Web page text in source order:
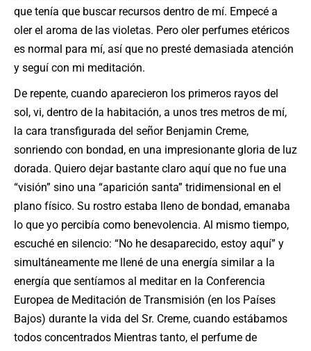
que tenía que buscar recursos dentro de mí. Empecé a
oler el aroma de las violetas. Pero oler perfumes etéricos
es normal para mí, así que no presté demasiada atención
y seguí con mi meditación.
De repente, cuando aparecieron los primeros rayos del
sol, vi, dentro de la habitación, a unos tres metros de mí,
la cara transfigurada del señor Benjamin Creme,
sonriendo con bondad, en una impresionante gloria de luz
dorada. Quiero dejar bastante claro aquí que no fue una
“visión” sino una “aparición santa” tridimensional en el
plano físico. Su rostro estaba lleno de bondad, emanaba
lo que yo percibía como benevolencia. Al mismo tiempo,
escuché en silencio: “No he desaparecido, estoy aquí” y
simultáneamente me llené de una energía similar a la
energía que sentíamos al meditar en la Conferencia
Europea de Meditación de Transmisión (en los Países
Bajos) durante la vida del Sr. Creme, cuando estábamos
todos concentrados Mientras tanto, el perfume de